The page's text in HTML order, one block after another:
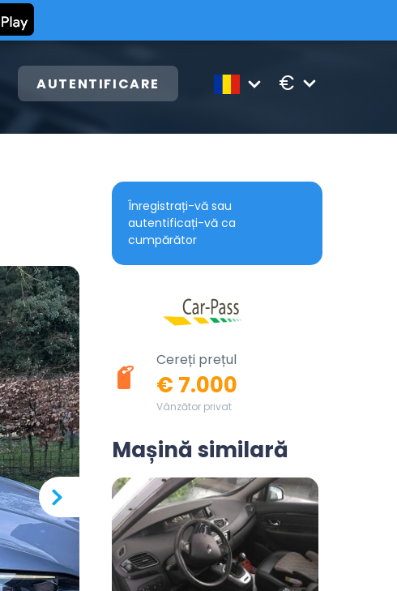
AUTENTIFICARE €
Înregistrați-vă sau
autentificați-vă ca
cumpărător
Cereți prețul
€ 7.000
Vânzător privat
Mașină similară